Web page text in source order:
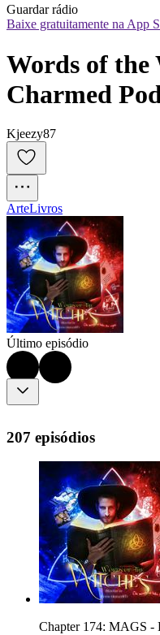
Guardar rádio
Baixe gratuitamente na App
Words of the
Charmed
Kjeezy87
ArteLivros
Último episódio
207 episódios
Chapter 174: MAGS -